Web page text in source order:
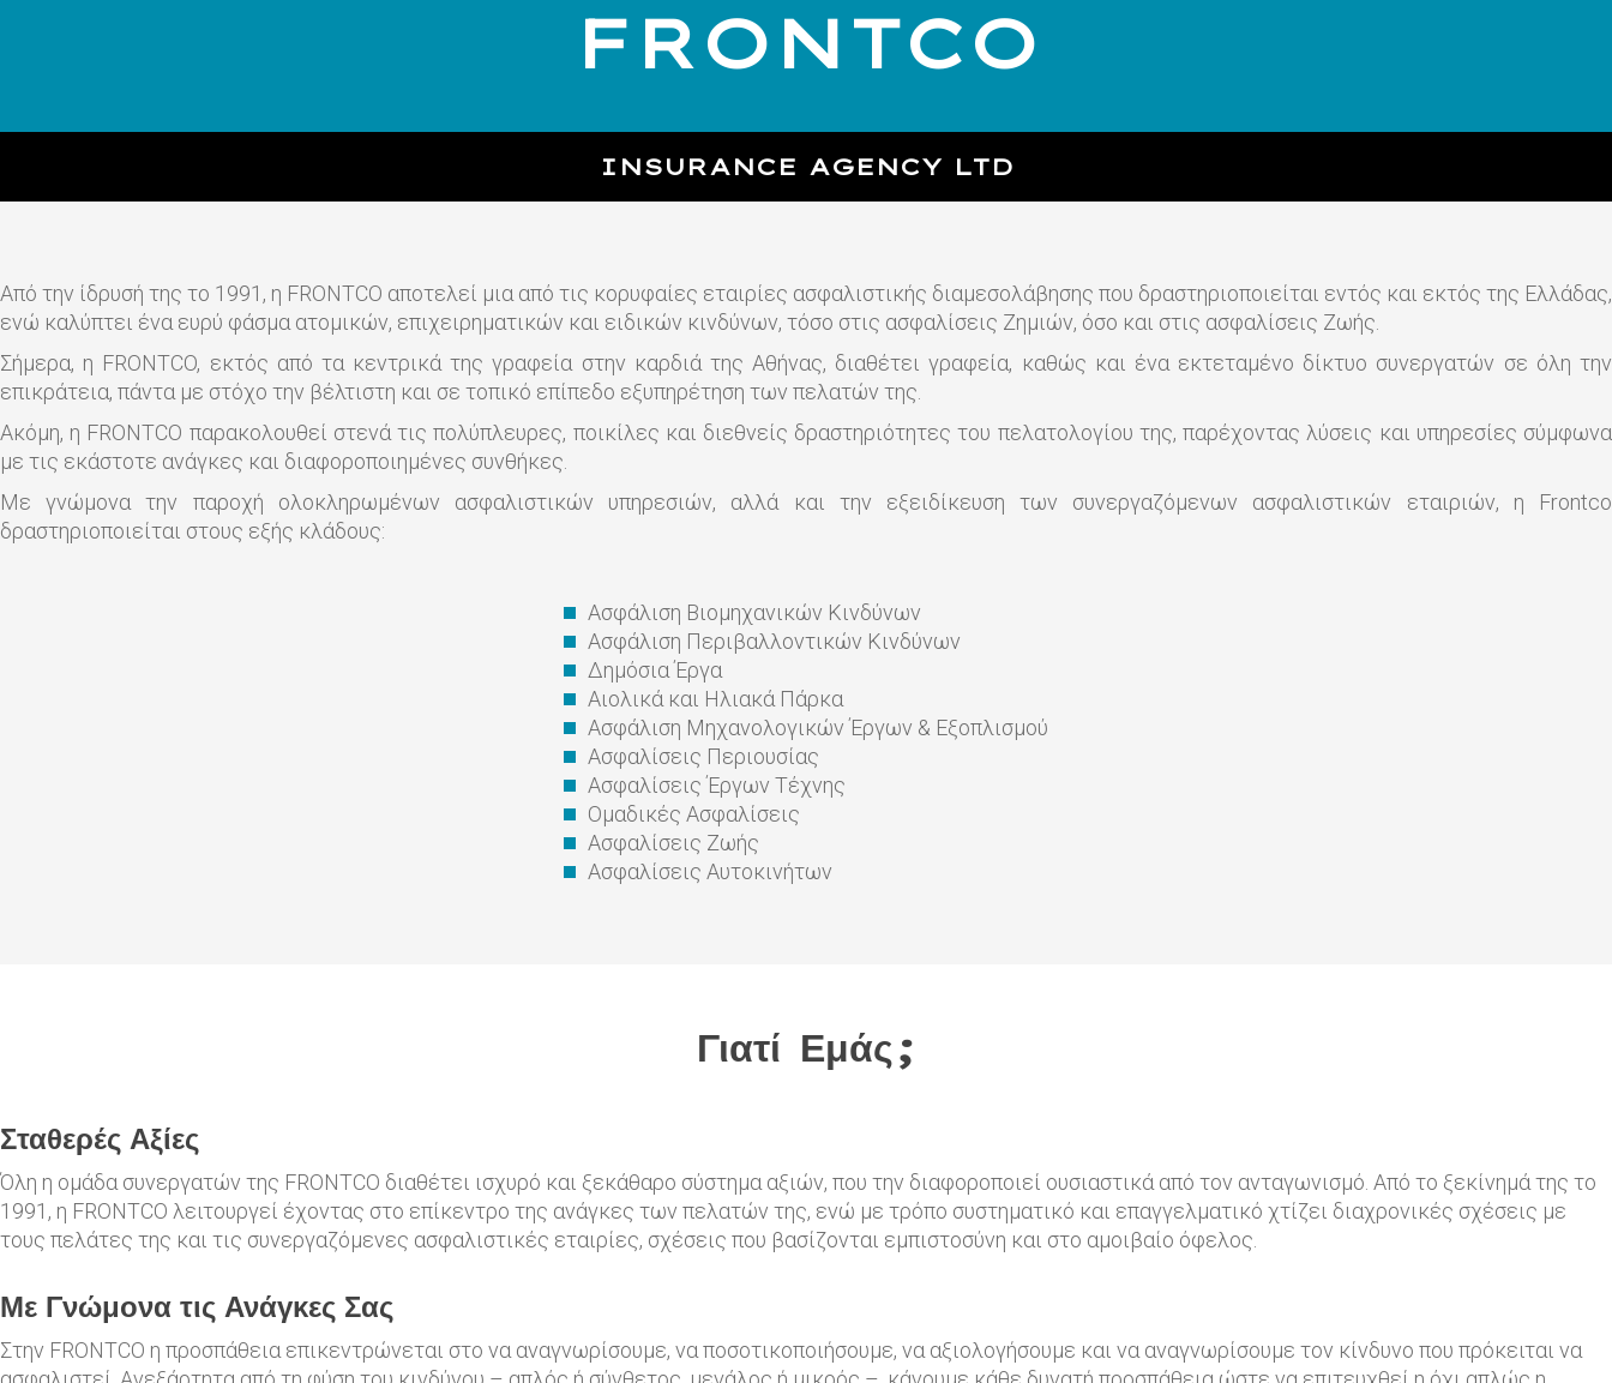
FRONTCO
INSURANCE AGENCY LTD
Από την ίδρυσή της το 1991, η FRONTCO αποτελεί μια από τις κορυφαίες εταιρίες ασφαλιστικής διαμεσολάβησης που δραστηριοποιείται εντός και εκτός της Ελλάδας,
ενώ καλύπτει ένα ευρύ φάσμα ατομικών, επιχειρηματικών και ειδικών κινδύνων, τόσο στις ασφαλίσεις Ζημιών, όσο και στις ασφαλίσεις Ζωής.
Σήμερα, η FRONTCO, εκτός από τα κεντρικά της γραφεία στην καρδιά της Αθήνας, διαθέτει γραφεία, καθώς και ένα εκτεταμένο δίκτυο συνεργατών σε όλη την
επικράτεια, πάντα με στόχο την βέλτιστη και σε τοπικό επίπεδο εξυπηρέτηση των πελατών της.
Ακόμη, η FRONTCO παρακολουθεί στενά τις πολύπλευρες, ποικίλες και διεθνείς δραστηριότητες του πελατολογίου της, παρέχοντας λύσεις και υπηρεσίες σύμφωνα
με τις εκάστοτε ανάγκες και διαφοροποιημένες συνθήκες.
Με γνώμονα την παροχή ολοκληρωμένων ασφαλιστικών υπηρεσιών, αλλά και την εξειδίκευση των συνεργαζόμενων ασφαλιστικών εταιριών, η Frontco
δραστηριοποιείται στους εξής κλάδους:
Ασφάλιση Βιομηχανικών Κινδύνων
Ασφάλιση Περιβαλλοντικών Κινδύνων
Δημόσια Έργα
Αιολικά και Ηλιακά Πάρκα
Ασφάλιση Μηχανολογικών Έργων & Εξοπλισμού
Ασφαλίσεις Περιουσίας
Ασφαλίσεις Έργων Τέχνης
Ομαδικές Ασφαλίσεις
Ασφαλίσεις Ζωής
Ασφαλίσεις Αυτοκινήτων
Γιατί Εμάς;
Σταθερές Αξίες
Όλη η ομάδα συνεργατών της FRONTCO διαθέτει ισχυρό και ξεκάθαρο σύστημα αξιών, που την διαφοροποιεί ουσιαστικά από τον ανταγωνισμό. Από το ξεκίνημά της το
1991, η FRONTCO λειτουργεί έχοντας στο επίκεντρο της ανάγκες των πελατών της, ενώ με τρόπο συστηματικό και επαγγελματικό χτίζει διαχρονικές σχέσεις με
τους πελάτες της και τις συνεργαζόμενες ασφαλιστικές εταιρίες, σχέσεις που βασίζονται εμπιστοσύνη και στο αμοιβαίο όφελος.
Με Γνώμονα τις Ανάγκες Σας
Στην FRONTCO η προσπάθεια επικεντρώνεται στο να αναγνωρίσουμε, να ποσοτικοποιήσουμε, να αξιολογήσουμε και να αναγνωρίσουμε τον κίνδυνο που πρόκειται να